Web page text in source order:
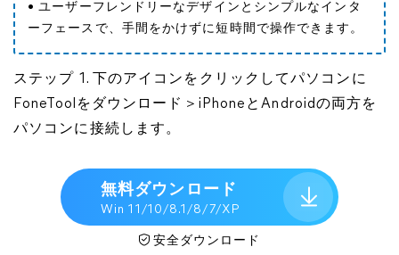
• ユーザーフレンドリーなデザインとシンプルなインタ
ーフェースで、手間をかけずに短時間で操作できます。
ステップ 1. 下のアイコンをクリックしてパソコンに
FoneToolをダウンロード＞iPhoneとAndroidの両方を
パソコンに接続します。
無料ダウンロード
Win 11/10/8.1/8/7/XP
安全ダウンロード